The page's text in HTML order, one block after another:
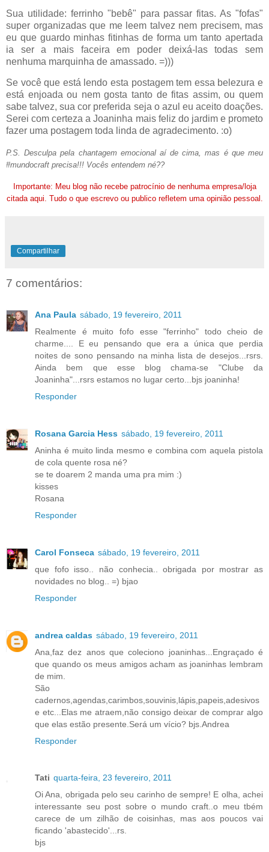
Sua utilidade: ferrinho "bebê" para passar fitas. As "fofas"
super organizadas que me leem talvez nem precisem, mas
eu que guardo minhas fitinhas de forma um tanto apertada
ia ser a mais faceira em poder deixá-las todas sem
nenhuma marquinha de amassado. =)))
Se você que está lendo esta postagem tem essa belezura e
está enjoada ou nem gosta tanto de fitas assim, ou quem
sabe talvez, sua cor preferida seja o azul eu aceito doações.
Serei com certeza a Joaninha mais feliz do jardim e prometo
fazer uma postagem toda linda de agradecimento. :o)
P.S. Desculpa pela chantagem emocional aí de cima, mas é que meu
#mundocraft precisa!!! Vocês entendem né??
Importante: Meu blog não recebe patrocínio de nenhuma empresa/loja
citada aqui. Tudo o que escrevo ou publico refletem uma opinião pessoal.
Compartilhar
7 comentários:
Ana Paula sábado, 19 fevereiro, 2011
Realmente é muito fofo esse "ferrinho" todo cheio de
charme.... E eu pensando que era a única que perdia
noites de sono pensando na minha lista de desejos...rsrs.
Ainda bem que esse blog chama-se "Clube da
Joaninha"...rsrs estamos no lugar certo...bjs joaninha!
Responder
Rosana Garcia Hess sábado, 19 fevereiro, 2011
Aninha é muito linda mesmo e combina com aquela pistola
de cola quente rosa né?
se te doarem 2 manda uma pra mim :)
kisses
Rosana
Responder
Carol Fonseca sábado, 19 fevereiro, 2011
que fofo isso.. não conhecia.. obrigada por mostrar as
novidades no blog.. =) bjao
Responder
andrea caldas sábado, 19 fevereiro, 2011
Ana,faz dez anos que coleciono joaninhas...Engraçado é
que quando os meus amigos acham as joaninhas lembram
de mim.
São
cadernos,agendas,carimbos,souvinis,lápis,papeis,adesivos
e etc...Elas me atraem,não consigo deixar de comprar algo
que elas estão presente.Será um vício? bjs.Andrea
Responder
Tati quarta-feira, 23 fevereiro, 2011
Oi Ana, obrigada pelo seu carinho de sempre! E olha, achei
interessante seu post sobre o mundo craft..o meu tbém
carece de um zilhão de coisinhas, mas aos poucos vai
ficando 'abastecido'...rs.
bjs